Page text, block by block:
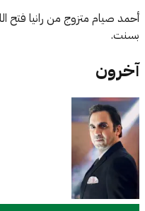
أحمد صيام متزوج من رانيا فتح
بسنت.
آخرون